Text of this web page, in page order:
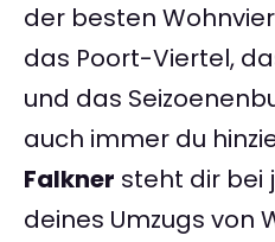
der besten
das Poort-Viertel,
und das
auch immer du
Falkner steht dir bei
deines Umzugs von